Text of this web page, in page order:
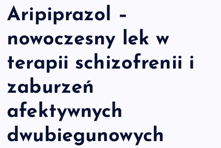
Aripiprazol –
nowoczesny lek w
terapii schizofrenii i
zaburzeń
afektywnych
dwubiegunowych